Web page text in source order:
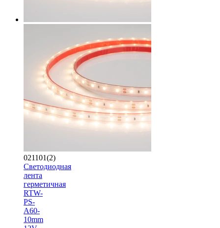
021101(2)
Светодиодная
лента
герметичная
RTW-
PS-
A60-
10mm